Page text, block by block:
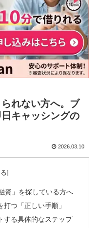
れない方へ。ブ
キャッシングの
2026.03.10
資」を探している方へ
つ「正しい手順」
する具体的なステップ